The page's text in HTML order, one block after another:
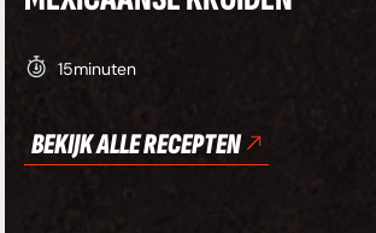
15minuten
BEKIJK ALLE RECEPTEN